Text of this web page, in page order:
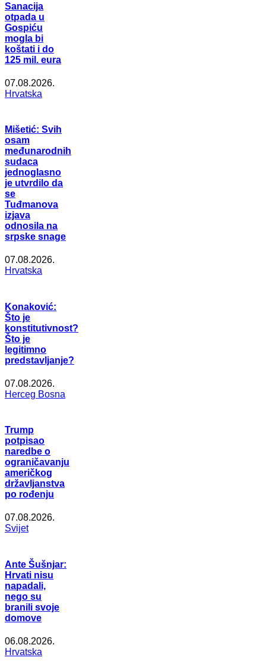
Sanacija
otpada u
Gospiću
mogla bi
koštati i do
125 mil. eura
07.08.2026.
Hrvatska
Mišetić: Svih
osam
međunarodnih
sudaca
jednoglasno
je utvrdilo da
se
Tuđmanova
izjava
odnosila na
srpske snage
07.08.2026.
Hrvatska
Konaković:
Što je
konstitutivnost?
Što je
legitimno
predstavljanje?
07.08.2026.
Herceg Bosna
Trump
potpisao
naredbe o
ograničavanju
američkog
državljanstva
po rođenju
07.08.2026.
Svijet
Ante Šušnjar:
Hrvati nisu
napadali,
nego su
branili svoje
domove
06.08.2026.
Hrvatska